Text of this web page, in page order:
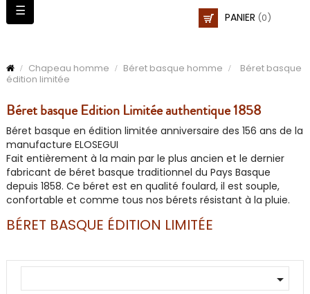
PANIER (0)
Basculer
la
☰
Chapeau homme Béret basque homme
Béret basque
édition limitée
Béret basque Edition Limitée authentique 1858
Béret basque en édition limitée anniversaire des 156 ans de la
manufacture ELOSEGUI
Fait entièrement à la main par le plus ancien et le dernier
fabricant de béret basque traditionnel du Pays Basque
depuis 1858. Ce béret est en qualité foulard, il est souple,
confortable et comme tous nos bérets résistant à la pluie.
BÉRET BASQUE ÉDITION LIMITÉE
